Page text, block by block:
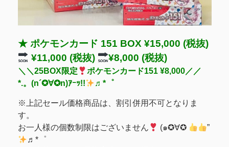
★ ポケモンカード 151 BOX ¥15,000 (税抜)
¥11,000 (税抜)
¥8,000 (税抜)
＼＼25BOX限定
ポケモンカード151 ¥8,000／／
*.。(n´✪∀✪n)ｱｰｯ!!
♬*゜
※上記セール価格商品は、割引併用不可となりま
す。
お一人様の個数制限はございません
(๑✪∀✪
”
♬*゜